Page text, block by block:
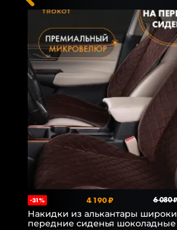
-31% 4 190 ₽ 6 080 ₽
Накидки из алькантары
передние сиденья шоколадные